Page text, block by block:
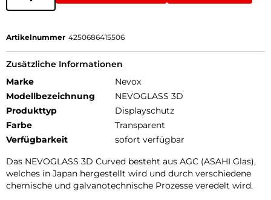
Artikelnummer 4250686415506
Zusätzliche Informationen
Marke
Nevox
Modellbezeichnung
NEVOGLASS 3D
Produkttyp
Displayschutz
Farbe
Transparent
Verfügbarkeit
sofort verfügbar
Das NEVOGLASS 3D Curved besteht aus AGC (ASAHI Glas),
welches in Japan hergestellt wird und durch verschiedene
chemische und galvanotechnische Prozesse veredelt wird.